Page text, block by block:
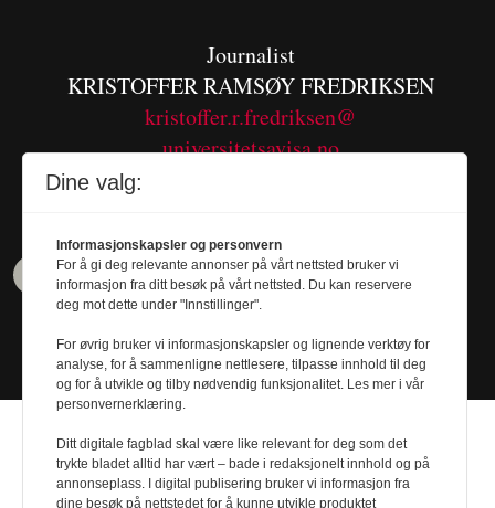
Journalist
KRISTOFFER RAMSØY FREDRIKSEN
kristoffer.r.fredriksen@
universitetsavisa.no
Dine valg:
Informasjonskapsler og personvern
For å gi deg relevante annonser på vårt nettsted bruker vi
informasjon fra ditt besøk på vårt nettsted. Du kan reservere
deg mot dette under "Innstillinger".
For øvrig bruker vi informasjonskapsler og lignende verktøy for
analyse, for å sammenligne nettlesere, tilpasse innhold til deg
og for å utvikle og tilby nødvendig funksjonalitet. Les mer i vår
personvernerklæring.
Ditt digitale fagblad skal være like relevant for deg som det
trykte bladet alltid har vært – bade i redaksjonelt innhold og på
annonseplass. I digital publisering bruker vi informasjon fra
dine besøk på nettstedet for å kunne utvikle produktet